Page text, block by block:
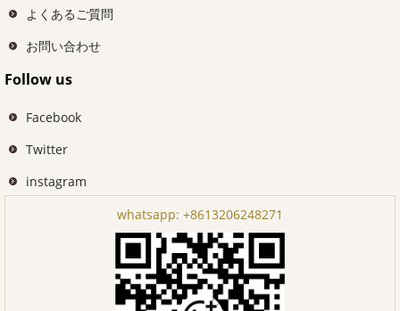
よくあるご質問
お問い合わせ
Follow us
Facebook
Twitter
instagram
whatsapp: +8613206248271